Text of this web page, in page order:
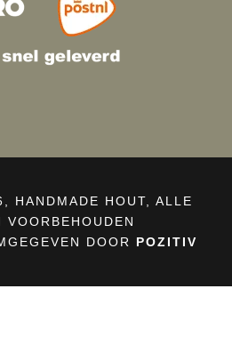
HANDMADE HOUT, ALLE
VOORBEHOUDEN
DOOR POZITIV